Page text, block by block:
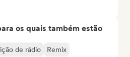
os quais também estão
de rádio Remix